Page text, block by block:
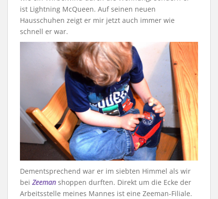
ist Lightning McQueen. Auf seinen neuen
Hausschuhen zeigt er mir jetzt auch immer wie
schnell er war.
Dementsprechend war er im siebten Himmel als wir
bei Zeeman shoppen durften. Direkt um die Ecke der
Arbeitsstelle meines Mannes ist eine Zeeman-Filiale.